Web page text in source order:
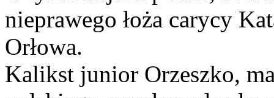
nieprawego łoża carycy
Orłowa.
Kalikst junior Orzeszko,